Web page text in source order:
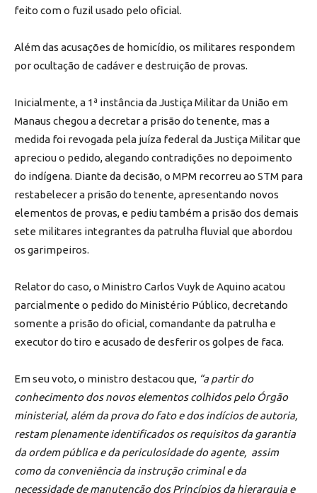
feito com o fuzil usado pelo oficial.
Além das acusações de homicídio, os militares respondem
por ocultação de cadáver e destruição de provas.
Inicialmente, a 1ª instância da Justiça Militar da União em
Manaus chegou a decretar a prisão do tenente, mas a
medida foi revogada pela juíza federal da Justiça Militar que
apreciou o pedido, alegando contradições no depoimento
do indígena. Diante da decisão, o MPM recorreu ao STM para
restabelecer a prisão do tenente, apresentando novos
elementos de provas, e pediu também a prisão dos demais
sete militares integrantes da patrulha fluvial que abordou
os garimpeiros.
Relator do caso, o Ministro Carlos Vuyk de Aquino acatou
parcialmente o pedido do Ministério Público, decretando
somente a prisão do oficial, comandante da patrulha e
executor do tiro e acusado de desferir os golpes de faca.
Em seu voto, o ministro destacou que, “a partir do
conhecimento dos novos elementos colhidos pelo Órgão
ministerial, além da prova do fato e dos indícios de autoria,
restam plenamente identificados os requisitos da garantia
da ordem pública e da periculosidade do agente, assim
como da conveniência da instrução criminal e da
necessidade de manutenção dos Princípios da hierarquia e